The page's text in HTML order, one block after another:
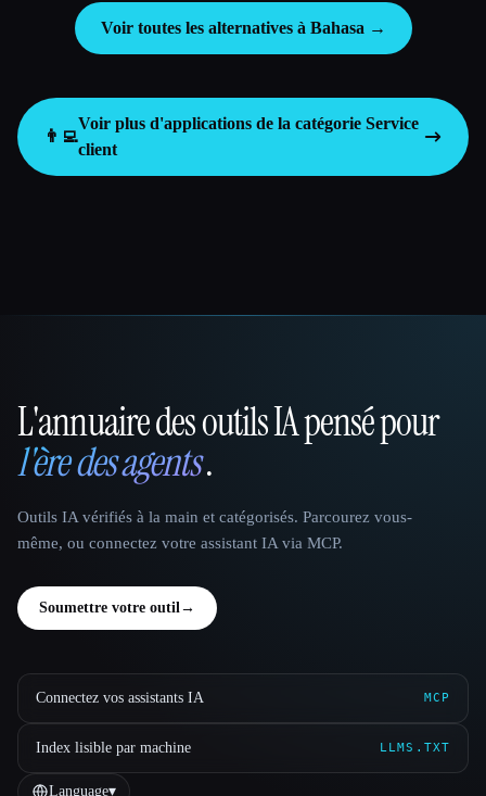
Voir toutes les alternatives à Bahasa →
👨‍💻
Voir plus d'applications de la catégorie Service
client
That AI Collection
L'annuaire des outils IA pensé pour
l'ère des agents.
Outils IA vérifiés à la main et catégorisés. Parcourez vous-
même, ou connectez votre assistant IA via MCP.
Soumettre votre outil →
Connectez vos assistants IA MCP
Index lisible par machine LLMS.TXT
Language▾